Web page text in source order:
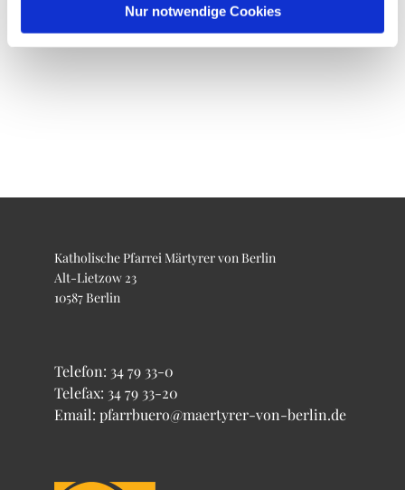
Nur notwendige Cookies
Katholische Pfarrei Märtyrer von Berlin
Alt-Lietzow 23
10587 Berlin
Telefon: 34 79 33-0
Telefax: 34 79 33-20
Email: pfarrbuero@maertyrer-von-berlin.de